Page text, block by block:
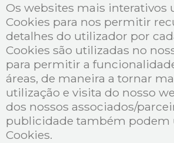
Os websites mais interativos
Cookies para nos permitir
detalhes do utilizador por
Cookies são utilizadas no
para permitir a
áreas, de maneira a tornar
utilização e visita do nosso
dos nossos associados/
publicidade também podem
Cookies.